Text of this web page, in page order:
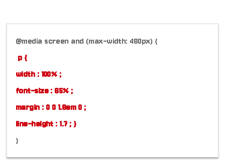
@media screen and (max-width: 480px) {
p {
width : 100% ;
font-size : 65% ;
margin : 0 0 1.8em 0 ;
line-height : 1.7 ; }
}